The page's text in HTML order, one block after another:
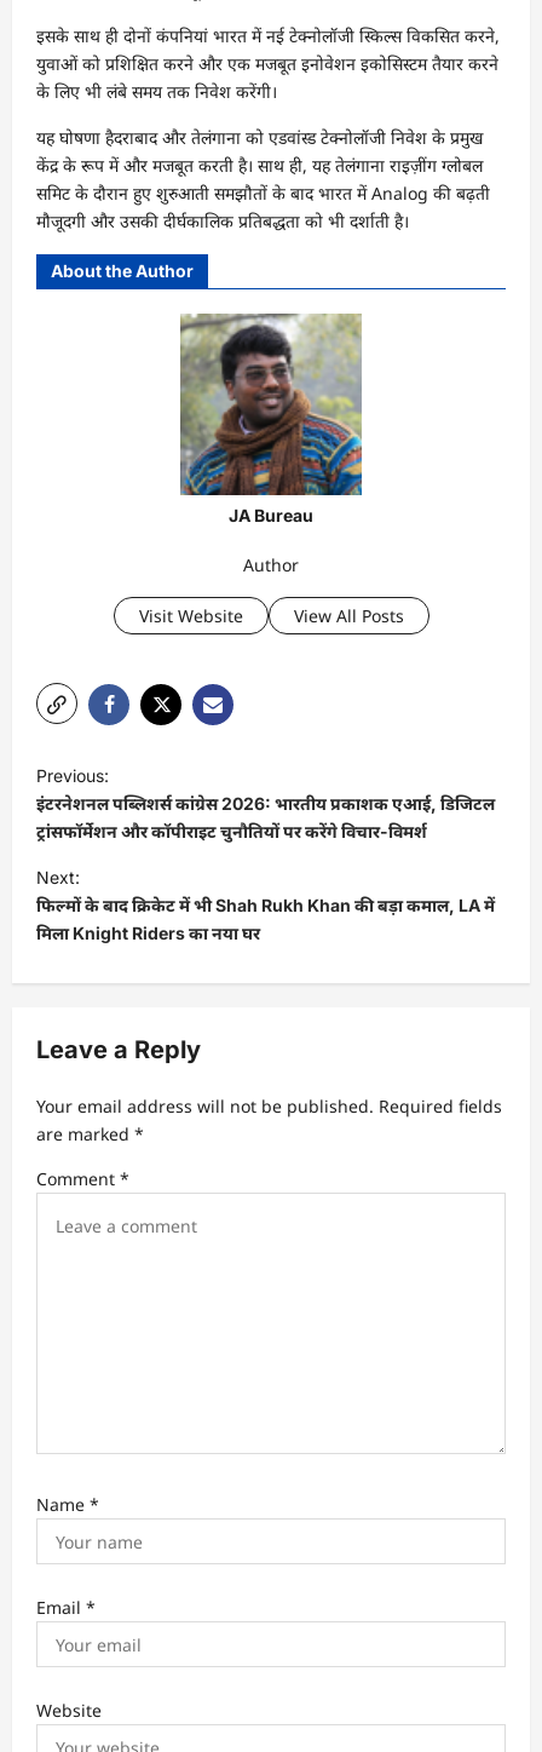
इसके साथ ही दोनों कंपनियां भारत में नई टेक्नोलॉजी स्किल्स विकसित करने,
युवाओं को प्रशिक्षित करने और एक मजबूत इनोवेशन इकोसिस्टम तैयार करने
के लिए भी लंबे समय तक निवेश करेंगी।
यह घोषणा हैदराबाद और तेलंगाना को एडवांस्ड टेक्नोलॉजी निवेश के प्रमुख
केंद्र के रूप में और मजबूत करती है। साथ ही, यह तेलंगाना राइज़ींग ग्लोबल
समिट के दौरान हुए शुरुआती समझौतों के बाद भारत में Analog की बढ़ती
मौजूदगी और उसकी दीर्घकालिक प्रतिबद्धता को भी दर्शाती है।
About the Author
JA Bureau
Author
Visit Website View All Posts
P
o
s
t
n
a
v
g
a
t
i
Previous:
इंटरनेशनल पब्लिशर्स कांग्रेस 2026: भारतीय प्रकाशक एआई, डिजिटल
ट्रांसफॉर्मेशन और कॉपीराइट चुनौतियों पर करेंगे विचार-विमर्श
Next:
फिल्मों के बाद क्रिकेट में भी Shah Rukh Khan की बड़ा कमाल, LA में
मिला Knight Riders का नया घर
Leave a Reply
Your email address will not be published. Required fields
are marked *
Comment *
Name *
Email *
Website